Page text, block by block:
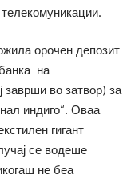
орочен депозит
на
во затвор) за
индиго“. Оваа
гигант
се водеше
не беа